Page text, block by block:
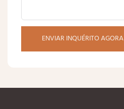
ENVIAR INQUÉRITO AGORA